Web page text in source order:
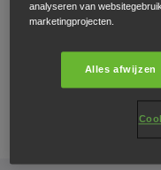
Compact, lichtgewicht
VERKEN
analyseren van
marketingprojecten.
Alles afwijzen